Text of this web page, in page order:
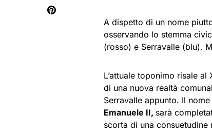
A dispetto di un nome
osservando lo stemma
(rosso) e Serravalle (blu).
L’attuale toponimo risale
di una nuova realtà
Serravalle appunto. Il
Emanuele II, sarà
scorta di una consuetudine